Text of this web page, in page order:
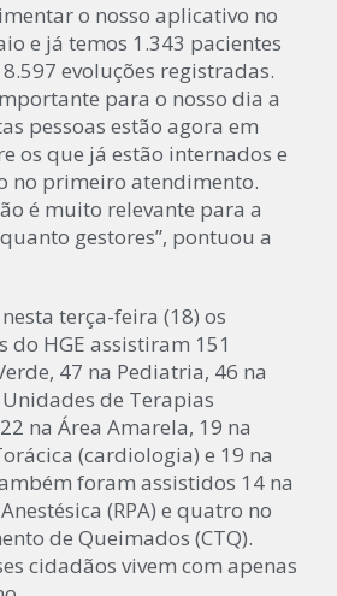
o nosso aplicativo no
e já temos 1.343 pacientes
evoluções registradas.
para o nosso dia a
pessoas estão agora em
os que já estão internados e
no primeiro atendimento.
é muito relevante para a
gestores”, pontuou a
terça-feira (18) os
do HGE assistiram 151
47 na Pediatria, 46 na
de Terapias
na Área Amarela, 19 na
(cardiologia) e 19 na
foram assistidos 14 na
(RPA) e quatro no
de Queimados (CTQ).
cidadãos vivem com apenas